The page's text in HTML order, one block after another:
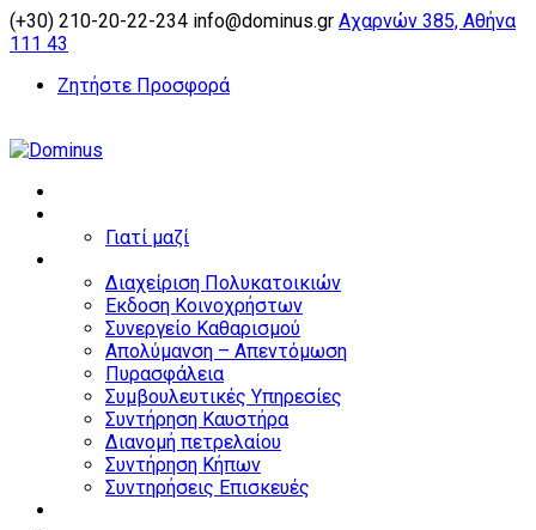
(+30) 210-20-22-234 info@dominus.gr Αχαρνών 385, Αθήνα
111 43
Ζητήστε Προσφορά
Γιατί μαζί
Διαχείριση Πολυκατοικιών
Εκδοση Κοινοχρήστων
Συνεργείο Καθαρισμού
Απολύμανση – Απεντόμωση
Πυρασφάλεια
Συμβουλευτικές Υπηρεσίες
Συντήρηση Καυστήρα
Διανομή πετρελαίου
Συντήρηση Κήπων
Συντηρήσεις Επισκευές